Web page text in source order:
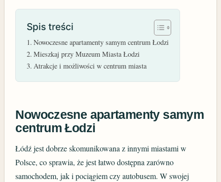
Spis treści
Nowoczesne apartamenty samym centrum Łodzi
Mieszkaj przy Muzeum Miasta Łodzi
Atrakcje i możliwości w centrum miasta
Nowoczesne apartamenty samym
centrum Łodzi
Łódź jest dobrze skomunikowana z innymi miastami w
Polsce, co sprawia, że jest łatwo dostępna zarówno
samochodem, jak i pociągiem czy autobusem. W swojej